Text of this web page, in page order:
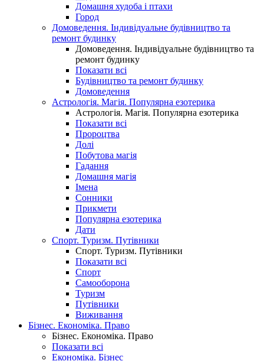
Домашня худоба і птахи
Город
Домоведення. Індивідуальне будівництво та
ремонт будинку
Домоведення. Індивідуальне будівництво та
ремонт будинку
Показати всі
Будівництво та ремонт будинку
Домоведення
Астрологія. Магія. Популярна езотерика
Астрологія. Магія. Популярна езотерика
Показати всі
Пророцтва
Долі
Побутова магія
Гадання
Домашня магія
Імена
Сонники
Прикмети
Популярна езотерика
Дати
Спорт. Туризм. Путівники
Спорт. Туризм. Путівники
Показати всі
Спорт
Самооборона
Туризм
Путівники
Виживання
Бізнес. Економіка. Право
Бізнес. Економіка. Право
Показати всі
Економіка. Бізнес